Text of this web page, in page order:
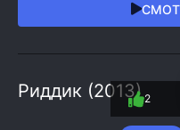
Риддик (2013) 2